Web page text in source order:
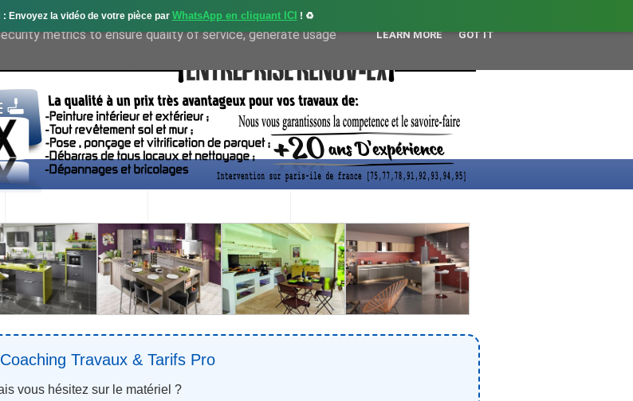
: Envoyez la vidéo de votre pièce par WhatsApp en cliquant ICI ! ♻️
Travaux & Tarifs Pro
vous hésitez sur le matériel ?
and to analyze traffic. Your IP address and user-agent
metrics to ensure quality of service, generate usage
LEARN MORE GOT IT